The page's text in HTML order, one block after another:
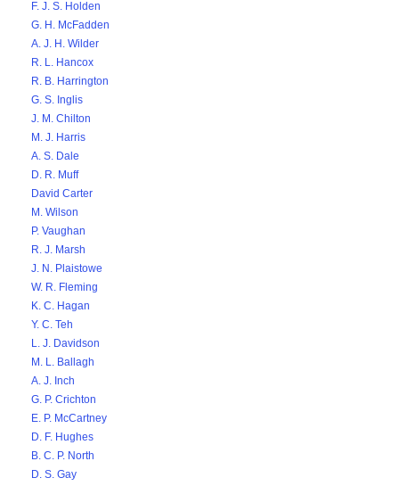
F. J. S. Holden
G. H. McFadden
A. J. H. Wilder
R. L. Hancox
R. B. Harrington
G. S. Inglis
J. M. Chilton
M. J. Harris
A. S. Dale
D. R. Muff
David Carter
M. Wilson
P. Vaughan
R. J. Marsh
J. N. Plaistowe
W. R. Fleming
K. C. Hagan
Y. C. Teh
L. J. Davidson
M. L. Ballagh
A. J. Inch
G. P. Crichton
E. P. McCartney
D. F. Hughes
B. C. P. North
D. S. Gay